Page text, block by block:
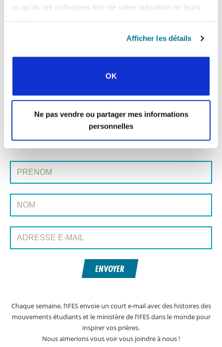
ou qu'ils ont collectées lors de votre utilisation de leurs
Afficher les détails
OK
Ne pas vendre ou partager mes informations
personnelles
« Histoire précédente
Toutes les histoires de Prayerline
Histoire suivante »
INSCRIVEZ-VOUS À PRAYERLINE
Prénom:
Nom:
Adresse e-mail:
ENVOYER
Chaque semaine, l’IFES envoie un court e-mail avec des histoires des
mouvements étudiants et le ministère de l’IFES dans le monde pour
inspirer vos prières.
Nous aimerions vous voir vous joindre à nous !